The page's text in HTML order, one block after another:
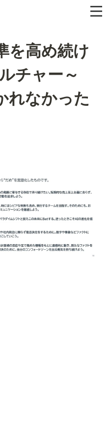
を高め続け
チャー～
れなかった